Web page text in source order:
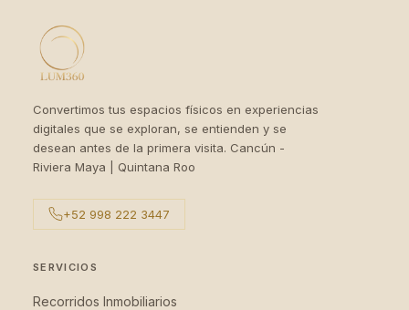
Convertimos tus espacios físicos en experiencias
digitales que se exploran, se entienden y se
desean antes de la primera visita. Cancún -
Riviera Maya | Quintana Roo
+52 998 222 3447
SERVICIOS
Recorridos Inmobiliarios